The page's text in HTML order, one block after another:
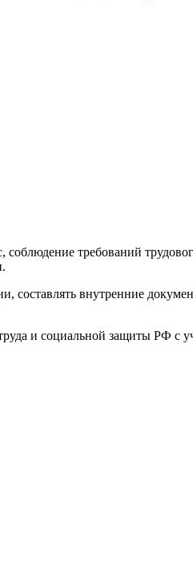
требований
составлять внутренние
и социальной защиты РФ с